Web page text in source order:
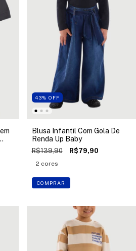
43% OFF
Blusa Infantil Com Gola De
Renda Up Baby
R$139,90 R$79,90
2 cores
COMPRAR